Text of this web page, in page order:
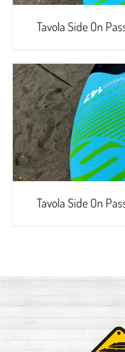
Tavola Side On
Tavola Side On